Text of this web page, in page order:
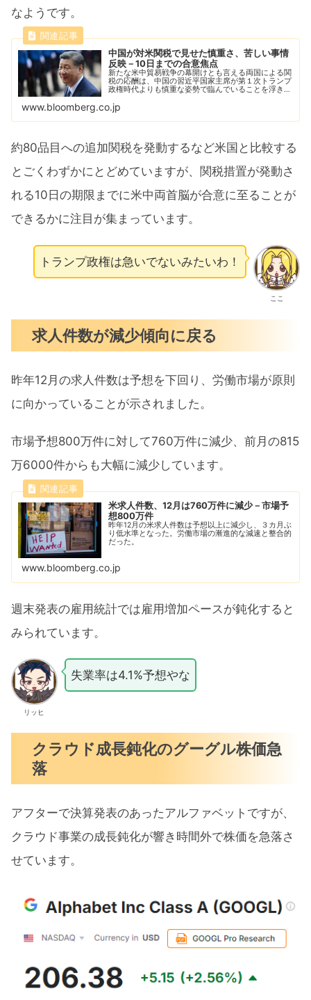
なようです。
中国が対米関税で見せた慎重さ、苦しい事情
反映－10日までの合意焦点
新たな米中貿易戦争の幕開けとも言える両国による関
税の応酬は、中国の習近平国家主席が第１次トランプ
政権時代よりも慎重な姿勢で臨んでいることを浮き彫
www.bloomberg.co.jp
約80品目への追加関税を発動するなど米国と比較する
とごくわずかにとどめていますが、関税措置が発動さ
れる10日の期限までに米中両首脳が合意に至ることが
できるかに注目が集まっています。
ここ
トランプ政権は急いでないみたいわ！
求人件数が減少傾向に戻る
昨年12月の求人件数は予想を下回り、労働市場が原則
に向かっていることが示されました。
市場予想800万件に対して760万件に減少、前月の815
万6000件からも大幅に減少しています。
米求人件数、12月は760万件に減少－市場予
想800万件
昨年12月の米求人件数は予想以上に減少し、３カ月ぶ
り低水準となった。労働市場の漸進的な減速と整合的
だった。
www.bloomberg.co.jp
週末発表の雇用統計では雇用増加ペースが鈍化すると
みられています。
リッヒ
失業率は4.1%予想やな
クラウド成長鈍化のグーグル株価急
落
アフターで決算発表のあったアルファベットですが、
クラウド事業の成長鈍化が響き時間外で株価を急落さ
せています。